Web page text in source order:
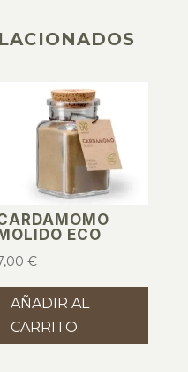
ECO
€
AÑADIR AL
CARRITO